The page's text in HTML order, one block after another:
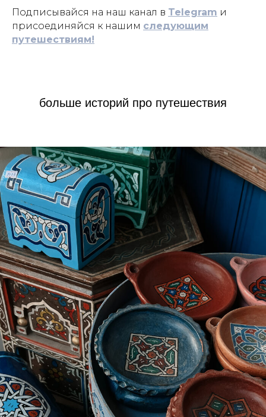
Подписывайся на наш канал в Telegram и
присоединяйся к нашим следующим
путешествиям!
больше историй про путешествия